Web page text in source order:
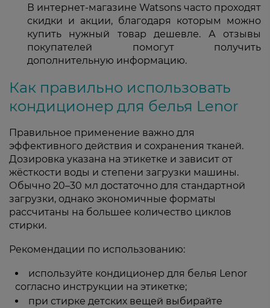
В интернет-магазине Watsons часто проходят
скидки и акции, благодаря которым можно
купить нужный товар дешевле. А отзывы
покупателей помогут получить
дополнительную информацию.
Как правильно использовать
кондиционер для белья Lenor
Правильное применение важно для
эффективного действия и сохранения тканей.
Дозировка указана на этикетке и зависит от
жёсткости воды и степени загрузки машины.
Обычно 20–30 мл достаточно для стандартной
загрузки, однако экономичные форматы
рассчитаны на большее количество циклов
стирки.
Рекомендации по использованию:
используйте кондиционер для белья Lenor
согласно инструкции на этикетке;
при стирке детских вещей выбирайте